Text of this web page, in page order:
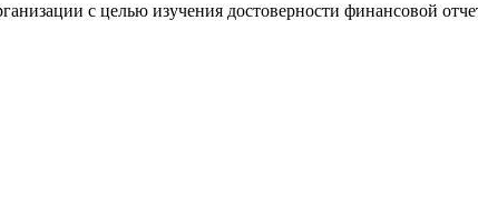
с целью изучения достоверности финансовой